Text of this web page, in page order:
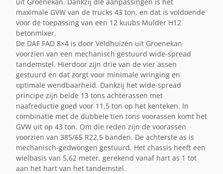
uit Groenekan. Dankzij die aanpassingen is het
maximale GVW van de trucks 43 ton, en dat is voldoende
voor de toepassing van een 12 kuubs Mulder H12
betonmixer.
De DAF FAD 8×4 is door Veldhuizen uit Groenekan
voorzien van een mechanisch gestuurd wide-spread
tandemstel. Hierdoor zijn drie van de vier assen
gestuurd en dat zorgt voor minimale wringing en
optimale wendbaarheid. Dankzij het wide-spread
principe zijn beide 13 tons achterassen met
naafreductie goed voor 11,5 ton op het kenteken. In
combinatie met de dubbele tien tons voorassen komt het
GVW uit op 43 ton. Om die reden zijn de voorassen
voorzien van 385/65 R22,5 banden. De achterste as is
mechanisch-gedwongen gestuurd. Het chassis heeft een
wielbasis van 5,62 meter, gerekend vanaf hart as 1 tot
aan het hart van het tandemstel.